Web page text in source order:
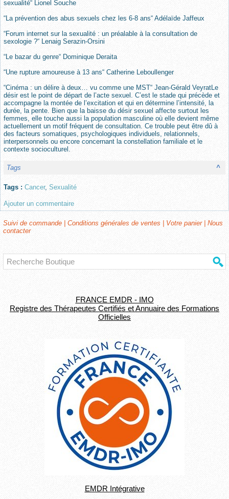
FRANCE EMDR - IMO
Registre des Thérapeutes Certifiés et Annuaire des Formations
Officielles
EMDR Intégrative
sexualité“ Lionel Souche
“La prévention des abus sexuels chez les 6-8 ans“ Adélaïde Jaffeux
“Forum internet sur la sexualité : un préalable à la consultation de
sexologie ?“ Lenaig Serazin-Orsini
“Le bazar du genre“ Dominique Deraita
“Une rupture amoureuse à 13 ans“ Catherine Leboullenger
“Cinéma : un délire à deux… vu comme une MST“ Jean-Gérald VeyratLe
désir est le point de départ de l’acte sexuel. C’est le stade qui précède et
accompagne la montée de l’excitation et qui en détermine l’intensité, la
durée, la pente. Bien que la baisse du désir sexuel affecte surtout les
femmes, elle touche aussi la population masculine où elle devient même
actuellement un motif fréquent de consultation. Ce trouble peut être dû à
des facteurs somatiques, psychologiques individuels, relationnels,
interpersonnels ou encore concernant la constellation familiale et le
contexte socioculturel.
^
Tags
Tags : Cancer, Sexualité
Ajouter un commentaire
Suivi de commande Conditions générales de ventes Votre panier
Nous
contacter